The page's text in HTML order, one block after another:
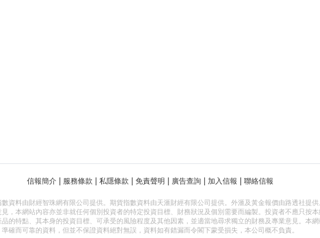
信報簡介 服務條款 私隱條款 免責聲明 廣告查詢 加入信報 聯絡信報
數資料由財經智珠網有限公司提供。期貨指數資料由天滙財經有限公司提供。外滙及黃金報價由路透社提供
，本網站內容亦並非就任何個別投資者的特定投資目標、財務狀況及個別需要而編製。投資者不應只按
的特點、其本身的投資目標、可承受的風險程度及其他因素，並適當地尋求獨立的財務及專業意見。本
準確而可靠的資料，但並不保證資料絕對無誤，資料如有錯漏而令閣下蒙受損失，本公司概不負責。